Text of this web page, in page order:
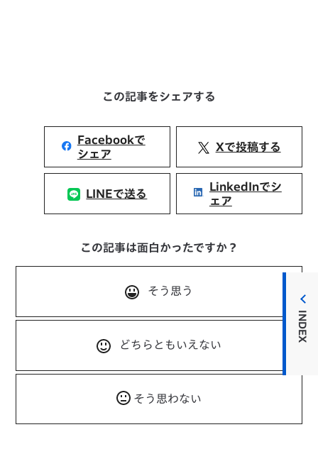
INDEX
この記事をシェアする
Facebookで
シェア
Xで投稿する
LINEで送る
LinkedInでシ
ェア
この記事は面白かったですか？
そう思う
どちらともいえない
そう思わない